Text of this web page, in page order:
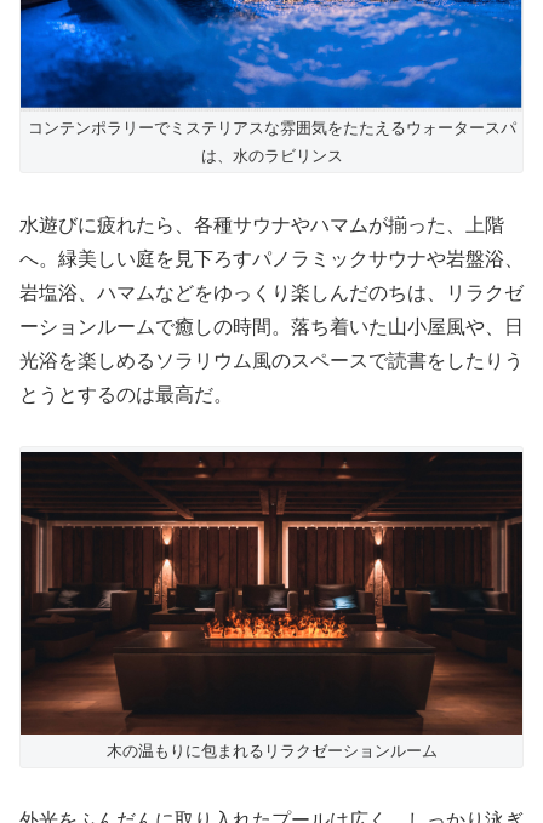
コンテンポラリーでミステリアスな雰囲気をたたえるウォータースパ
は、水のラビリンス
水遊びに疲れたら、各種サウナやハマムが揃った、上階
へ。緑美しい庭を見下ろすパノラミックサウナや岩盤浴、
岩塩浴、ハマムなどをゆっくり楽しんだのちは、リラクゼ
ーションルームで癒しの時間。落ち着いた山小屋風や、日
光浴を楽しめるソラリウム風のスペースで読書をしたりう
とうとするのは最高だ。
木の温もりに包まれるリラクゼーションルーム